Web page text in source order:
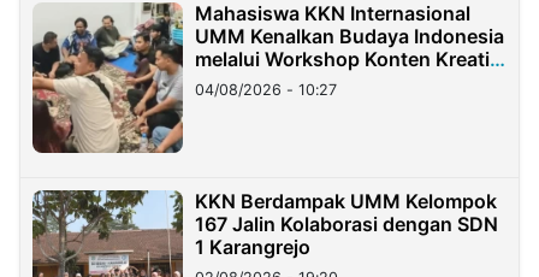
Mahasiswa KKN Internasional
UMM Kenalkan Budaya Indonesia
melalui Workshop Konten Kreatif
di Taiwan
04/08/2026 - 10:27
KKN Berdampak UMM Kelompok
167 Jalin Kolaborasi dengan SDN
1 Karangrejo